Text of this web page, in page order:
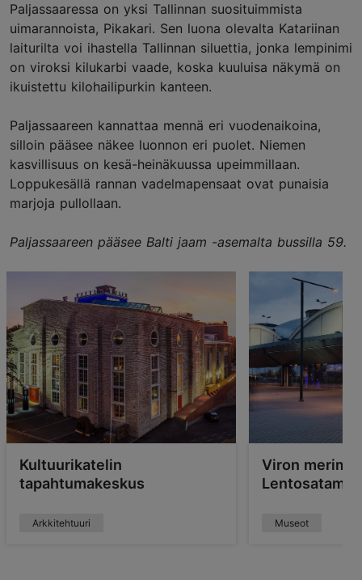
Paljassaaressa on yksi Tallinnan suosituimmista
uimarannoista, Pikakari. Sen luona olevalta Katariinan
laiturilta voi ihastella Tallinnan siluettia, jonka lempinimi
on viroksi kilukarbi vaade, koska kuuluisa näkymä on
ikuistettu kilohailipurkin kanteen.
Paljassaareen kannattaa mennä eri vuodenaikoina,
silloin pääsee näkee luonnon eri puolet. Niemen
kasvillisuus on kesä-heinäkuussa upeimmillaan.
Loppukesällä rannan vadelmapensaat ovat punaisia
marjoja pullollaan.
Paljassaareen pääsee Balti jaam -asemalta bussilla 59.
Kultuurikatelin
tapahtumakeskus
Arkkitehtuuri
Viron
Museot